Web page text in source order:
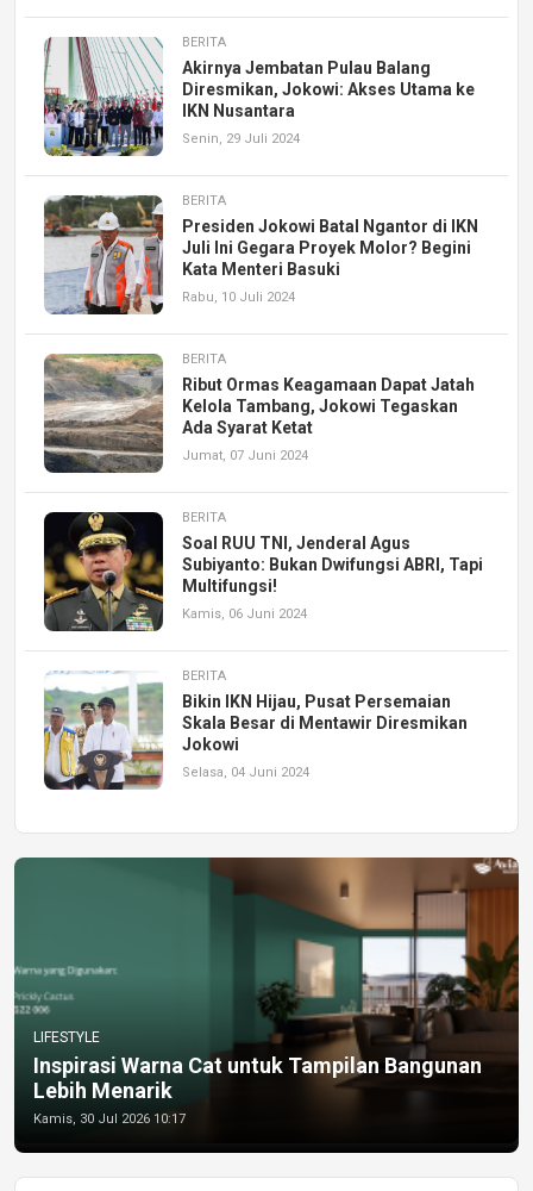
BERITA
Akirnya Jembatan Pulau Balang
Diresmikan, Jokowi: Akses Utama ke
IKN Nusantara
Senin, 29 Juli 2024
BERITA
Presiden Jokowi Batal Ngantor di IKN
Juli Ini Gegara Proyek Molor? Begini
Kata Menteri Basuki
Rabu, 10 Juli 2024
BERITA
Ribut Ormas Keagamaan Dapat Jatah
Kelola Tambang, Jokowi Tegaskan
Ada Syarat Ketat
Jumat, 07 Juni 2024
BERITA
Soal RUU TNI, Jenderal Agus
Subiyanto: Bukan Dwifungsi ABRI, Tapi
Multifungsi!
Kamis, 06 Juni 2024
BERITA
Bikin IKN Hijau, Pusat Persemaian
Skala Besar di Mentawir Diresmikan
Jokowi
Selasa, 04 Juni 2024
LIFESTYLE
Inspirasi Warna Cat untuk Tampilan Bangunan
Lebih Menarik
Kamis, 30 Jul 2026 10:17